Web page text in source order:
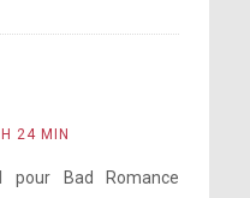
24 MIN
Bad Romance